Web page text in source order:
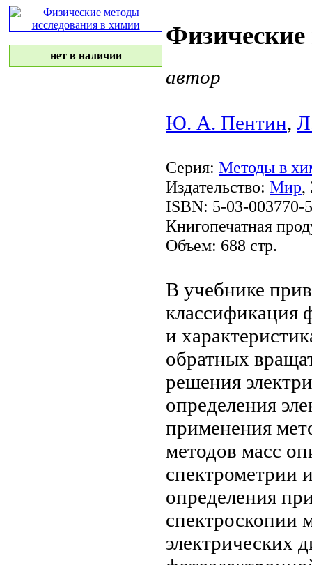
нет в наличии
автор
Ю. А. Пентин,
Серия: Методы в
Издательство: Мир,
ISBN: 5-03-003770-5
Книгопечатная
Объем: 688 стр.
В учебнике
классификация
и
обратных
решения
определения
применения
методов масс
спектрометрии
определения
спектроскопии
электрических